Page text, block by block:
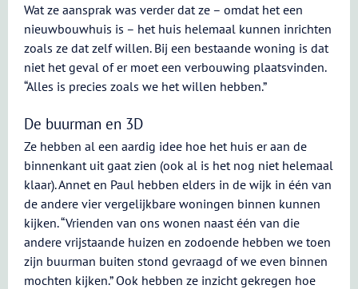
Wat ze aansprak was verder dat ze – omdat het een
nieuwbouwhuis is – het huis helemaal kunnen inrichten
zoals ze dat zelf willen. Bij een bestaande woning is dat
niet het geval of er moet een verbouwing plaatsvinden.
“Alles is precies zoals we het willen hebben.”
De buurman en 3D
Ze hebben al een aardig idee hoe het huis er aan de
binnenkant uit gaat zien (ook al is het nog niet helemaal
klaar). Annet en Paul hebben elders in de wijk in één van
de andere vier vergelijkbare woningen binnen kunnen
kijken. “Vrienden van ons wonen naast één van die
andere vrijstaande huizen en zodoende hebben we toen
zijn buurman buiten stond gevraagd of we even binnen
mochten kijken.” Ook hebben ze inzicht gekregen hoe